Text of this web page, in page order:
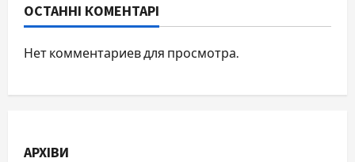
ОСТАННІ КОМЕНТАРІ
Нет комментариев для просмотра.
АРХІВИ